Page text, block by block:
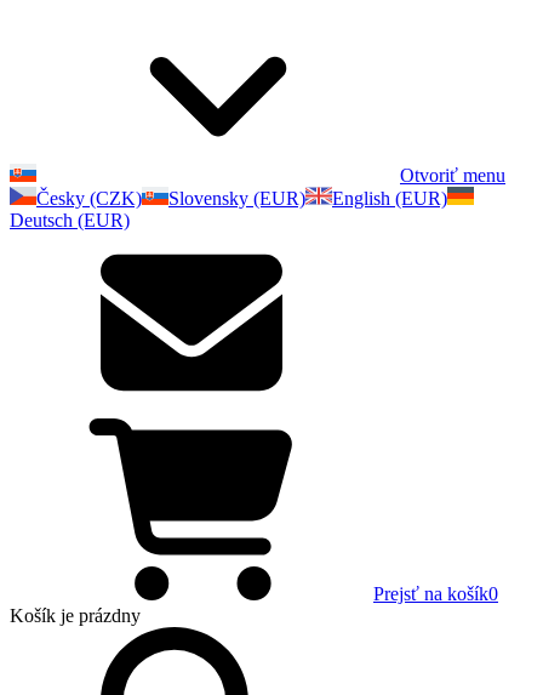
Otvoriť menu
Česky (CZK)
Slovensky (EUR)
English (EUR)
Deutsch (EUR)
Prejsť na košík0
Košík je prázdny